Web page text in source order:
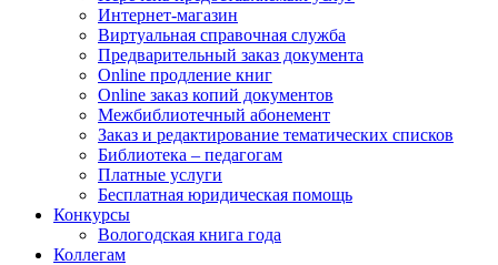
Интернет-магазин
Виртуальная справочная служба
Предварительный заказ документа
Online продление книг
Online заказ копий документов
Межбиблиотечный абонемент
Заказ и редактирование тематических списков
Библиотека – педагогам
Платные услуги
Бесплатная юридическая помощь
Конкурсы
Вологодская книга года
Коллегам